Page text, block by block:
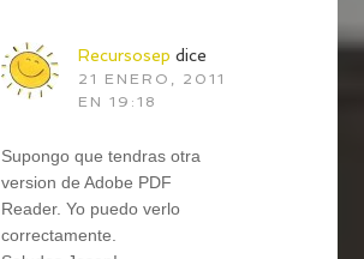
Recursosep dice
21 ENERO, 2011
EN 19:18
Supongo que tendras otra
version de Adobe PDF
Reader. Yo puedo verlo
correctamente.